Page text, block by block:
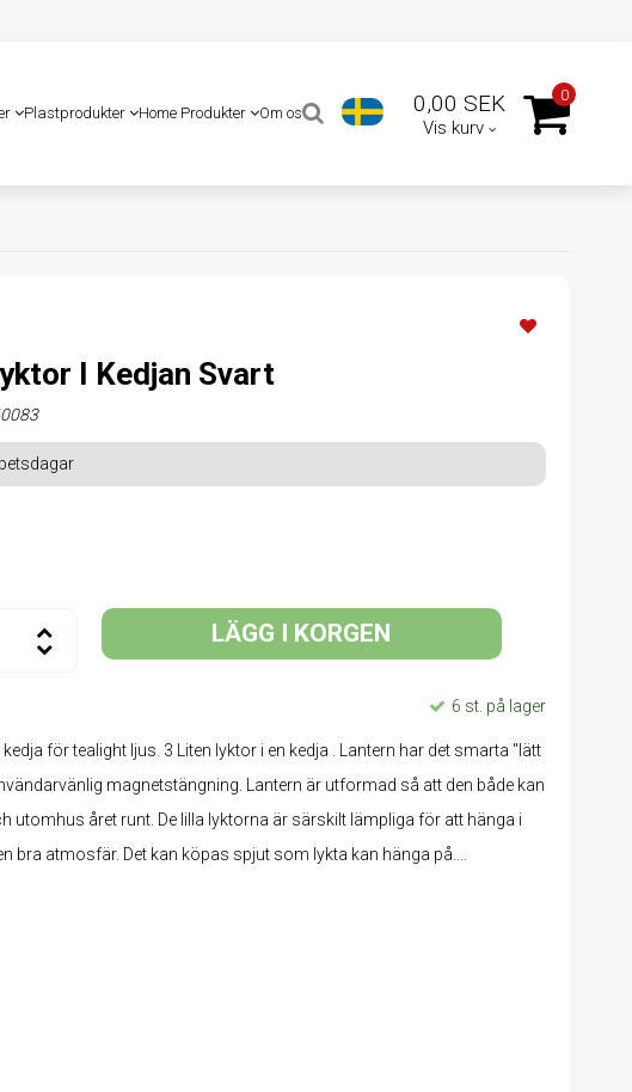
Plastprodukter Home Produkter Om os 0,00 SEK
Vis kurv
0
I Kedjan Svart
LÄGG I KORGEN
6 st. på lager
för tealight ljus. 3 Liten lyktor i en kedja . Lantern har det smarta "lätt
magnetstängning. Lantern är utformad så att den både kan
utomhus året runt. De lilla lyktorna är särskilt lämpliga för att hänga i
bra atmosfär. Det kan köpas spjut som lykta kan hänga på....